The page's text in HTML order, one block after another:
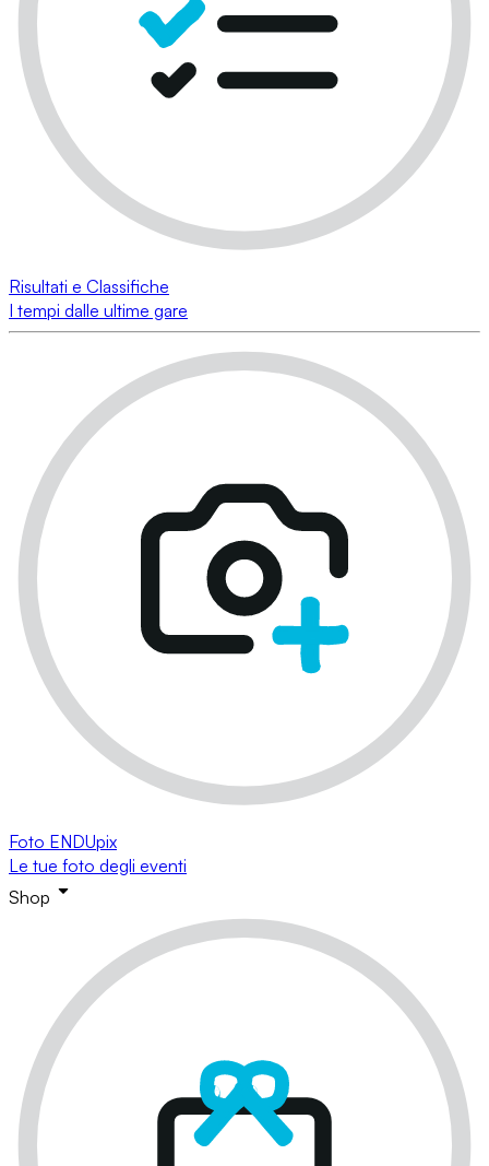
Risultati e Classifiche
I tempi dalle ultime gare
Foto ENDUpix
Le tue foto degli eventi
Shop